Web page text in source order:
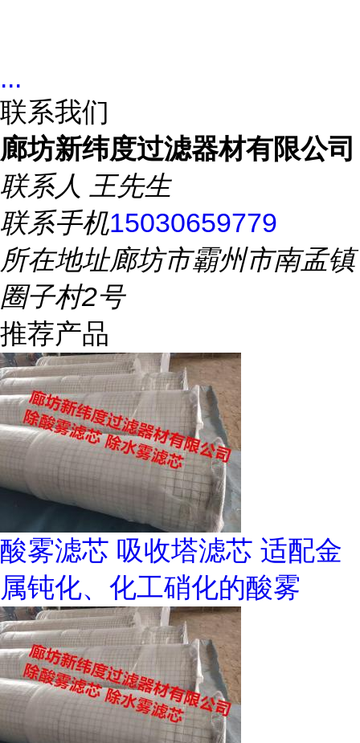
...
联系我们
廊坊新纬度过滤器材有限公司
联系人 王先生
联系手机15030659779
所在地址廊坊市霸州市南孟镇
圈子村2号
推荐产品
酸雾滤芯 吸收塔滤芯 适配金
属钝化、化工硝化的酸雾